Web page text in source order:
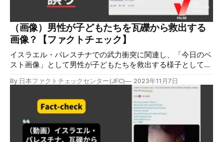
数確認できる。 黄枠内の看板に注目すると、文字が崩れて
しまっている事が確認できる。AI画像の特徴の１つとして、
描画しきれなかった不明瞭な文字が挙げられる。 この画像
を元にGoogleで検索をしたが、InstagramやTikTokなど複数
のSNSで拡散されている一方、メディアによる
（画像）男性が子どもたちを瓦礫から救出する
画像？【ファクトチェック】
イスラエル・パレスチナでの武力衝突に関連し、「今日のベ
スト画像」として男性が子どもたちを救出する様子として画
成されたものです。 検証対象 10月27日、「今日のベスト画
像 2023年10月27日」というキャプションとともに画像が拡
散した。この画像は「#Gaza_under_attack」「#Free
Palestine」というハッシュタグと共にFacebook上で8万回
以上共有され、在フランス中国大使館のX（旧Twitter）アカ
ウントも発信した。 検証過程 画像の詳細をよく見ていく。
By 日本ファクトチェックセンター(JFC) 2023年11月7日